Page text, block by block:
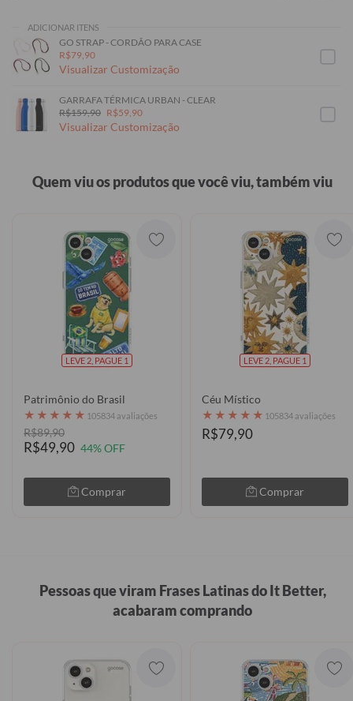
ADICIONAR ITENS
GO STRAP - CORDÃO PARA CASE
R$79,90
Visualizar Customização
GARRAFA TÉRMICA URBAN - CLEAR
R$159,90 R$59,90
Visualizar Customização
Quem viu os produtos que você viu, também viu
LEVE 2, PAGUE 1
Patrimônio do Brasil
★ ★ ★ ★ ★ 105834 avaliações
R$89,90
R$49,90 44% OFF
Comprar
LEVE 2, PAGUE 1
Céu Místico
★ ★ ★ ★ ★ 105834 avaliações
R$79,90
Comprar
Pessoas que viram Frases Latinas do It Better,
acabaram comprando